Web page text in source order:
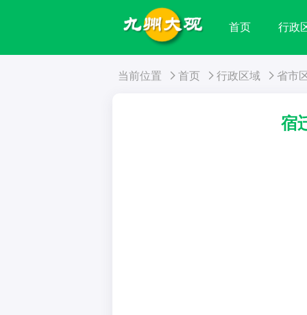
首页 行政
当前位置 首页 行政区域 省市
宿